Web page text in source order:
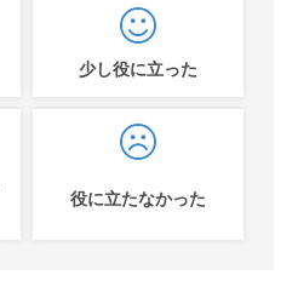
少し役に立った
役に立たなかった